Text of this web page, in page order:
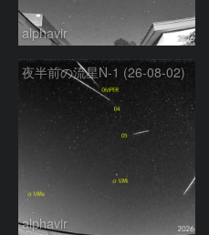
alphavir
夜半前の流星N-1 (26-08-02)
alphavir